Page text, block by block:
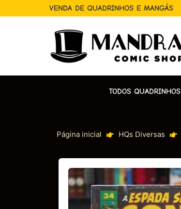
VENDA DE QUADRINHOS E MANGÁS
TODOS QUADRINHOS
Página inicial HQs Diversas